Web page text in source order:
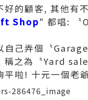
的顧客, 其他有
Shop" 都唱:
自己弄個〝
之為〝Yard
啦! 十元一個老